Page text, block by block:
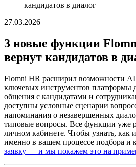
кандидатов в диалог
27.03.2026
3 новые функции
вернут кандидатов в
Flomni HR расширил возможности
ключевых инструментов платформы
общения с кандидатами и
доступны условные сценарии
напоминания о незавершенных
типовые вопросы. Все функции уже
личном кабинете. Чтобы узнать,
именно в вашем процессе подбора и
заявку — и мы покажем это на